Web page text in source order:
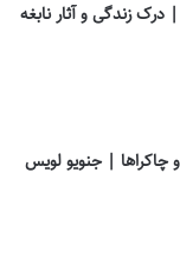
زندگی و آثار نابغه
چاکراها | جنویو لویس